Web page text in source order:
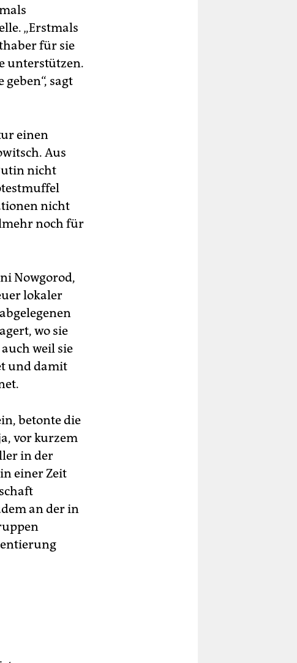
„Erstmals
für sie
unterstützen.
sagt
einen
Aus
nicht
nicht
noch für
Nowgorod,
lokaler
wo sie
weil sie
und damit
betonte die
vor kurzem
in der
einer Zeit
an der in